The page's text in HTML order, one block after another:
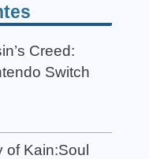
Creed:
Switch
of Kain:Soul